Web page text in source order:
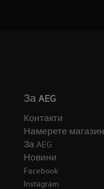
За AEG
Контакти
Намерете магазин
За AEG
Новини
Facebook
Instagram